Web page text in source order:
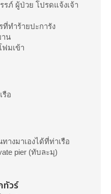
ภ์ ผู้ป่วย โปรดแจ้งเจ้า
ทำร้ายปะการัง
าน
มเข้า
รือ
างมาเองได้ที่ท่าเรือ
pier (ทับละมุ)
ทัวร์